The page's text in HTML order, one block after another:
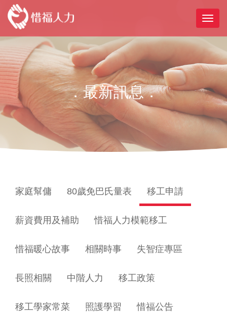
．最新訊息．
家庭幫傭 80歲免巴氏量表 移工申請
薪資費用及補助 惜福人力模範移工
惜福暖心故事 相關時事 失智症專區
長照相關 中階人力 移工政策
移工學家常菜 照護學習 惜福公告